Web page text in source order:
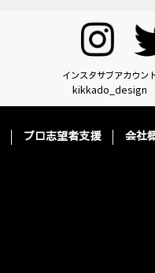
インスタサブアカウン
kikkado_design
プロ志望者支援 会社